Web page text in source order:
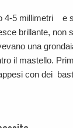
4-5 millimetri e
brillante, non
una
il mastello.
con dei